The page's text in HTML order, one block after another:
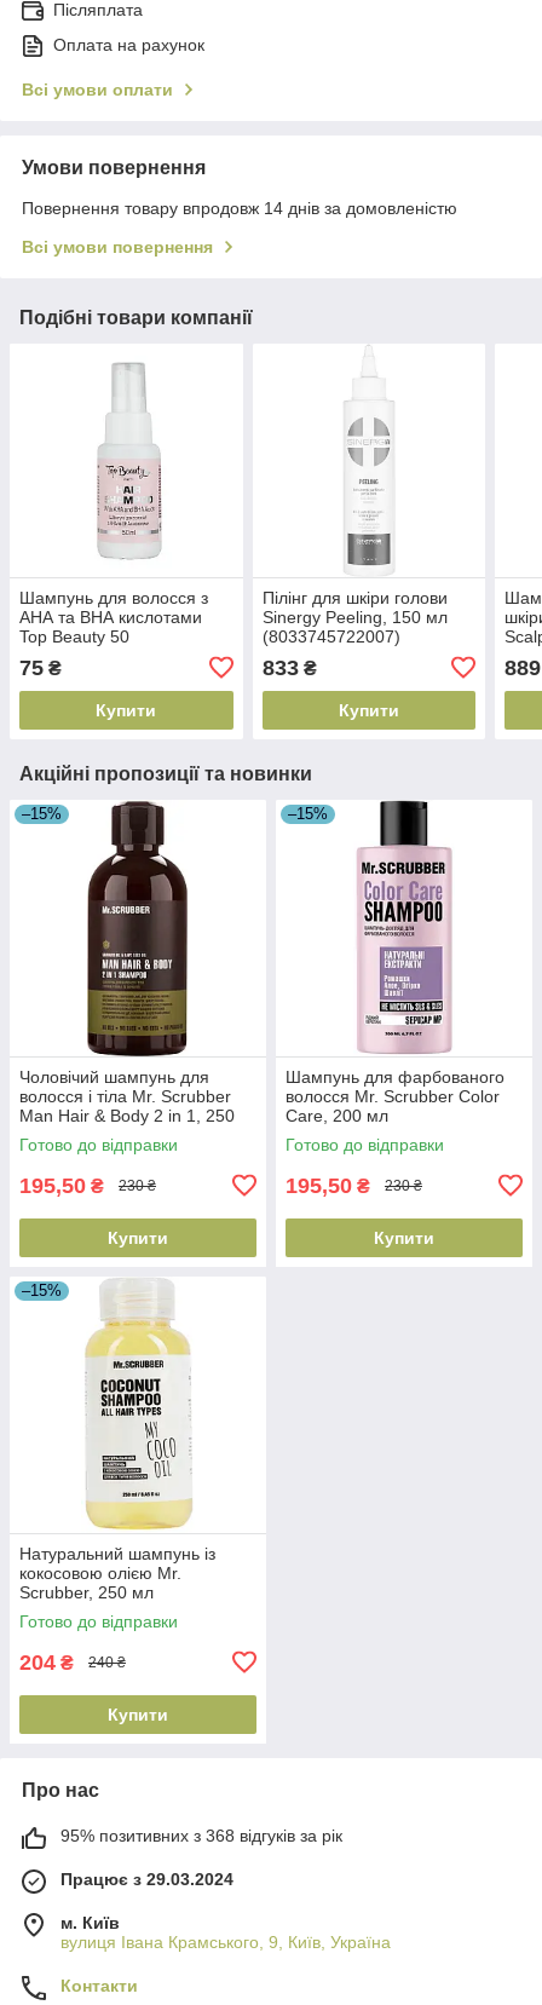
Післяплата
Оплата на рахунок
Всі умови оплати
Умови повернення
Повернення товару впродовж 14 днів за домовленістю
Всі умови повернення
Подібні товари компанії
Шампунь для волосся з
АНА та ВНА кислотами
Top Beauty 50
75 ₴
Купити
Пілінг для шкіри голови
Sinergy Peeling, 150 мл
(8033745722007)
833₴
Купити
889
Акційні пропозиції та новинки
–15%
Чоловічий шампунь для
волосся і тіла Mr. Scrubber
Man Hair & Body 2 in 1, 250
мл (4820200230474)
Готово до відправки
195,50 ₴ 230 ₴
Купити
–15%
Шампунь для фарбованого
волосся Mr. Scrubber Color
Care, 200 мл
(4820200232560)
Готово до відправки
195,50 ₴ 230 ₴
Купити
–15%
Натуральний шампунь із
кокосовою олією Mr.
Scrubber, 250 мл
(4820200231846)
Готово до відправки
204 ₴ 240 ₴
Купити
Про нас
95% позитивних з 368 відгуків за рік
Працює з 29.03.2024
м. Київ
вулиця Івана Крамського, 9, Київ, Україна
Контакти